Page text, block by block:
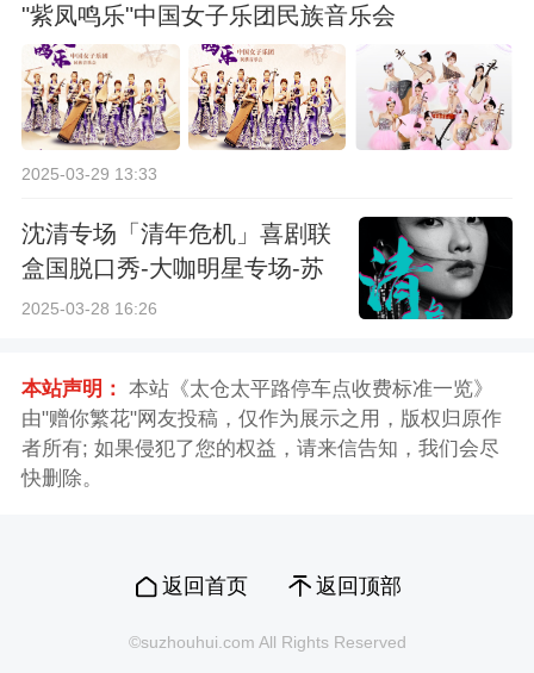
"紫凤鸣乐"中国女子乐团民族音乐会
2025-03-29 13:33
沈清专场「清年危机」喜剧联
盒国脱口秀-大咖明星专场-苏
州站
2025-03-28 16:26
本站声明： 本站《太仓太平路停车点收费标准一览》
由"赠你繁花"网友投稿，仅作为展示之用，版权归原作
者所有; 如果侵犯了您的权益，请来信告知，我们会尽
快删除。
返回首页 返回顶部
©suzhouhui.com All Rights Reserved